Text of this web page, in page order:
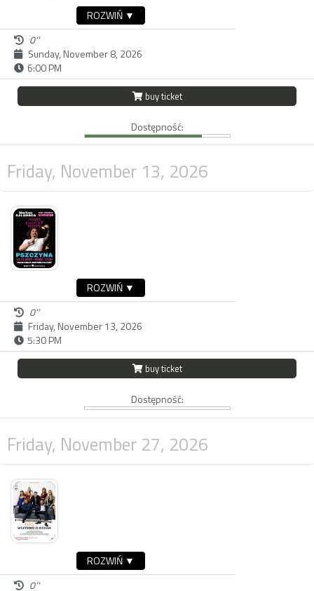
ROZWIŃ ▼
0''
Sunday, November 8, 2026
6:00 PM
buy ticket
Dostępność:
Friday, November 13, 2026
ROZWIŃ ▼
0''
Friday, November 13, 2026
5:30 PM
buy ticket
Dostępność:
Friday, November 27, 2026
ROZWIŃ ▼
0''